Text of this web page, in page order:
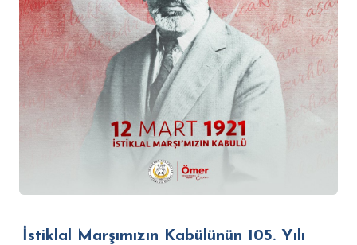
İstiklal Marşımızın Kabülünün 105. Yılı